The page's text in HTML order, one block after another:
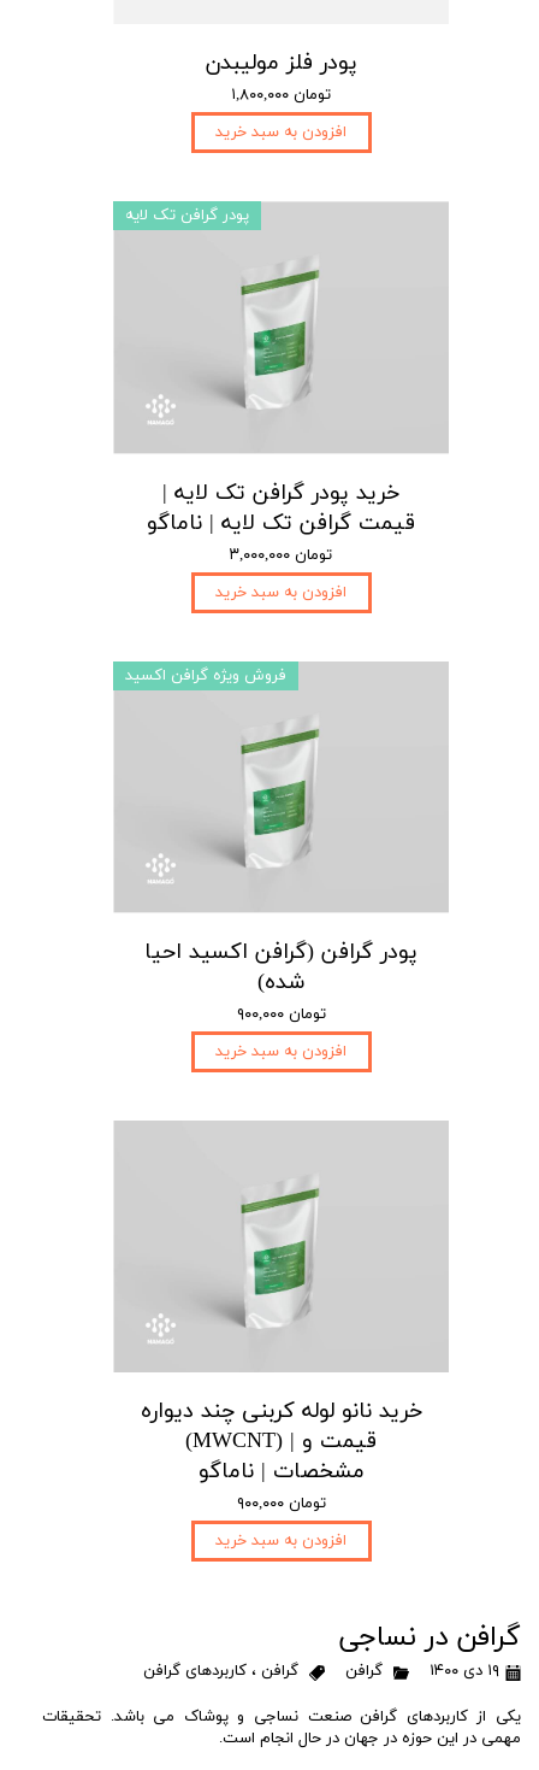
گرافن در نساجی
۱۹ دی ۱۴۰۰ گرافن گرافن ،کاربردهای گرافن
یکی از کاربردهای گرافن صنعت نساجی و پوشاک می باشد. تحقیقات
مهمی در این حوزه در جهان در حال انجام است.
پودر فلز مولیبدن
۱,۸۰۰,۰۰۰ تومان
افزودن به سبد خرید
خرید پودر گرافن تک لایه |
قیمت گرافن تک لایه | ناماگو
۳,۰۰۰,۰۰۰ تومان
افزودن به سبد خرید
پودر گرافن تک لایه
پودر گرافن (گرافن اکسید احیا
شده)
۹۰۰,۰۰۰ تومان
افزودن به سبد خرید
فروش ویژه گرافن اکسید
خرید نانو لوله کربنی چند دیواره
(MWCNT) | قیمت و
مشخصات | ناماگو
۹۰۰,۰۰۰ تومان
افزودن به سبد خرید